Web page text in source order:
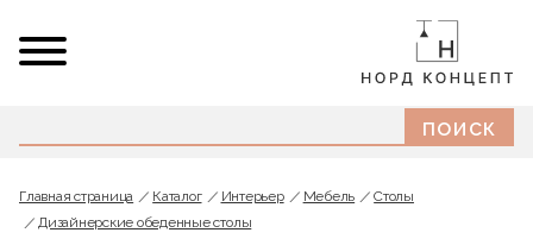
Главная страница Каталог Интерьер Мебель
Cтолы
Дизайнерские обеденные столы